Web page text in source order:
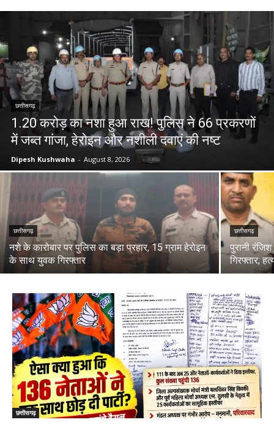
छत्तीसगढ़
1.20 करोड़ का नशा हुआ राख! पुलिस ने 66 प्रकरणों
में जब्त गांजा, हेरोइन और नशीली दवाएं की नष्ट
Dipesh Kushwaha - August 8, 2026
छत्तीसगढ़
नशे के कारोबार पर पुलिस का बड़ा प्रहार, 15 ग्राम हेरोइन
के साथ युवक गिरफ्तार
छत्तीसगढ़
पुरानी
गिरफ्तार;
छत्तीसगढ़